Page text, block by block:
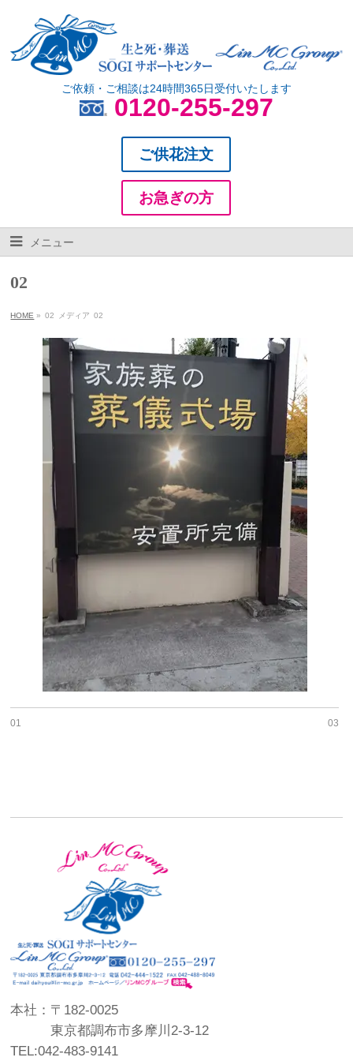
ご依頼・ご相談は24時間365日受付いたします
0120-255-297
ご供花注文
お急ぎの方
メニュー
02
HOME » 02 メディア 02
01 03
本社：〒182-0025
東京都調布市多摩川2-3-12
TEL:042-483-9141